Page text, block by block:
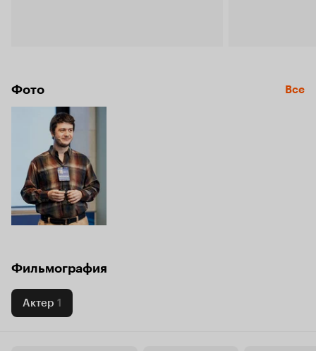
Фото Все
Фильмография
Актер 1